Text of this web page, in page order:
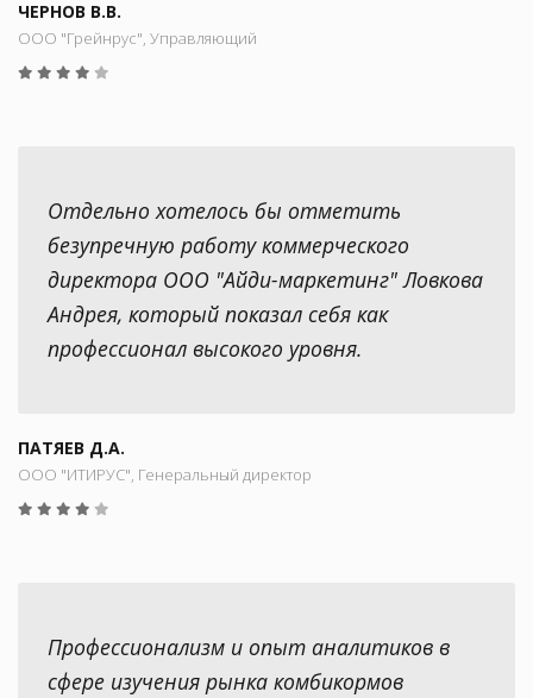
ЧЕРНОВ В.В.
ООО "Грейнрус", Управляющий
Отдельно хотелось бы отметить
безупречную работу коммерческого
директора ООО "Айди-маркетинг" Ловкова
Андрея, который показал себя как
профессионал высокого уровня.
ПАТЯЕВ Д.А.
ООО "ИТИРУС", Генеральный директор
Профессионализм и опыт аналитиков в
сфере изучения рынка комбикормов